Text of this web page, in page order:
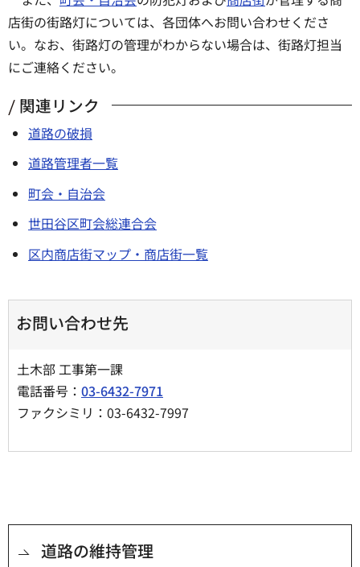
店街の街路灯については、各団体へお問い合わせくださ
い。なお、街路灯の管理がわからない場合は、街路灯担当
にご連絡ください。
関連リンク
道路の破損
道路管理者一覧
町会・自治会
世田谷区町会総連合会
区内商店街マップ・商店街一覧
お問い合わせ先
土木部 工事第一課
電話番号： 03-6432-7971
ファクシミリ：03-6432-7997
道路の維持管理